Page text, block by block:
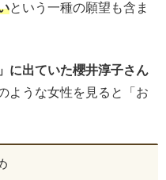
という一種の願望も含ま
に出ていた櫻井淳子さん
ような女性を見ると「お